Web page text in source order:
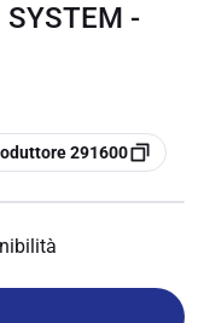
SYSTEM -
291600